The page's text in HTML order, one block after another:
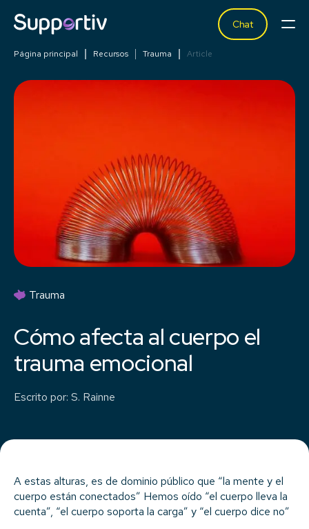
Chat
Página principal Recursos Trauma Article
Trauma
Cómo afecta al cuerpo el
trauma emocional
Escrito por: S. Rainne
A estas alturas, es de dominio público que “la mente y el
cuerpo están conectados” Hemos oído “el cuerpo lleva la
cuenta”, “el cuerpo soporta la carga” y “el cuerpo dice no”